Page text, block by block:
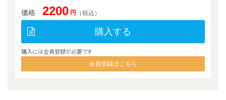
価格 2200 円 （税込）
購入する
購入には会員登録が必要です
会員登録はこちら